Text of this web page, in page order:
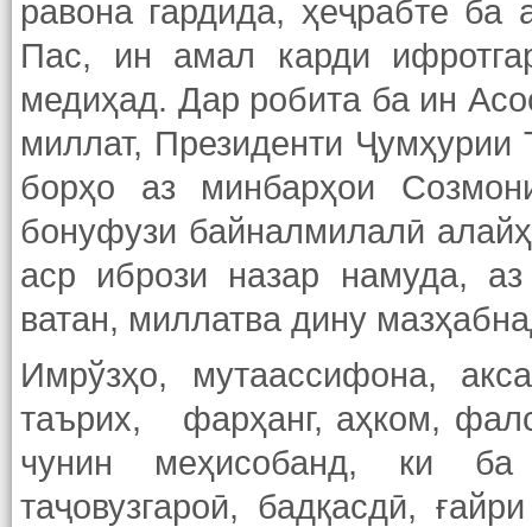
равона гардида, ҳеҷрабте
Пас, ин амал карди
медиҳад. Дар робита ба ин
миллат, Президенти
борҳо аз минбарҳои
бонуфузи байналмилалӣ
аср ибрози назар намуда,
ватан, миллатва дину
Имрўзҳо, мутаассифона,
таърих, фарҳанг, аҳком,
чунин меҳисобанд, ки ба
таҷовузгароӣ, бадқасдӣ,